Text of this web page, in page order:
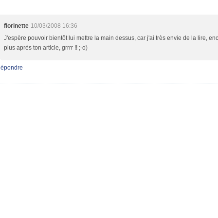
florinette 10/03/2008 16:36
J'espère pouvoir bientôt lui mettre la main dessus, car j'ai très envie de la lire,
plus après ton article, grrrr !! ;-o)